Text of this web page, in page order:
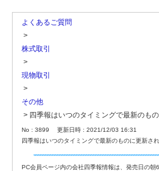
よくあるご質問
>
株式取引
>
現物取引
>
その他
> 四季報はいつのタイミングで最新のも
No : 3899
更新日時 : 2021/12/03 16:31
四季報はいつのタイミングで最新のものに更新さ
PC会員ページ内の会社四季報情報は、発売日の朝